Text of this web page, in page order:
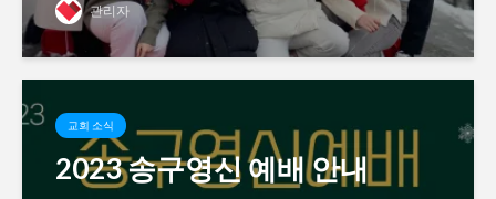
관리자
교회 소식
2023 송구영신 예배 안내